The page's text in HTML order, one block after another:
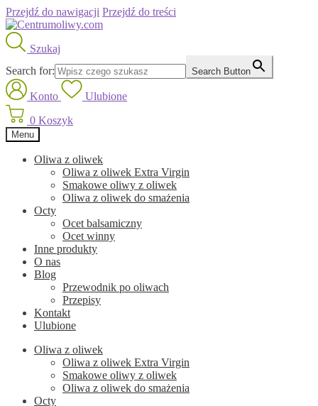
Przejdź do nawigacji Przejdź do treści
Szukaj
Search for:
Search Button
Konto
Ulubione
0 Koszyk
Menu
Oliwa z oliwek
Oliwa z oliwek Extra Virgin
Smakowe oliwy z oliwek
Oliwa z oliwek do smażenia
Octy
Ocet balsamiczny
Ocet winny
Inne produkty
O nas
Blog
Przewodnik po oliwach
Przepisy
Kontakt
Ulubione
Oliwa z oliwek
Oliwa z oliwek Extra Virgin
Smakowe oliwy z oliwek
Oliwa z oliwek do smażenia
Octy